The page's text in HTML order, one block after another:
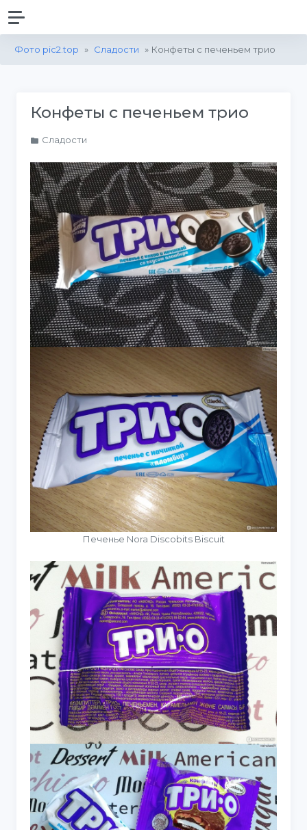
Фото pic2.top » Сладости » Конфеты с печеньем трио
Конфеты с печеньем трио
Сладости
Печенье Nora Discobits Biscuit